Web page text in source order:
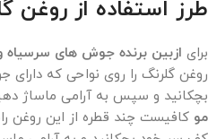
طرز استفاده از روغن
برای ازبین برنده جوش های
روغن گلرنگ را روی نواحی که
بچکانید و سپس به آرامی ماساژ
مو کافیست چند قطره از این روغن